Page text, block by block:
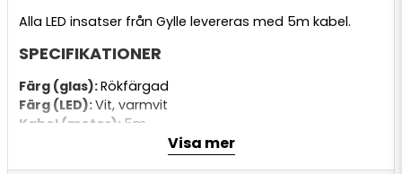
Alla LED insatser från Gylle levereras med 5m kabel.
SPECIFIKATIONER
Färg (glas):Rökfärgad
Färg (LED):Vit, varmvit
Kabel (meter): 5m
Visa mer